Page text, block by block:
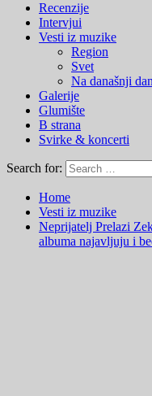
Recenzije
Intervjui
Vesti iz muzike
Region
Svet
Na današnji dan
Galerije
Glumište
B strana
Svirke & koncerti
Search for:
Home
Vesti iz muzike
Neprijatelj Prelazi
albuma najavljuju i